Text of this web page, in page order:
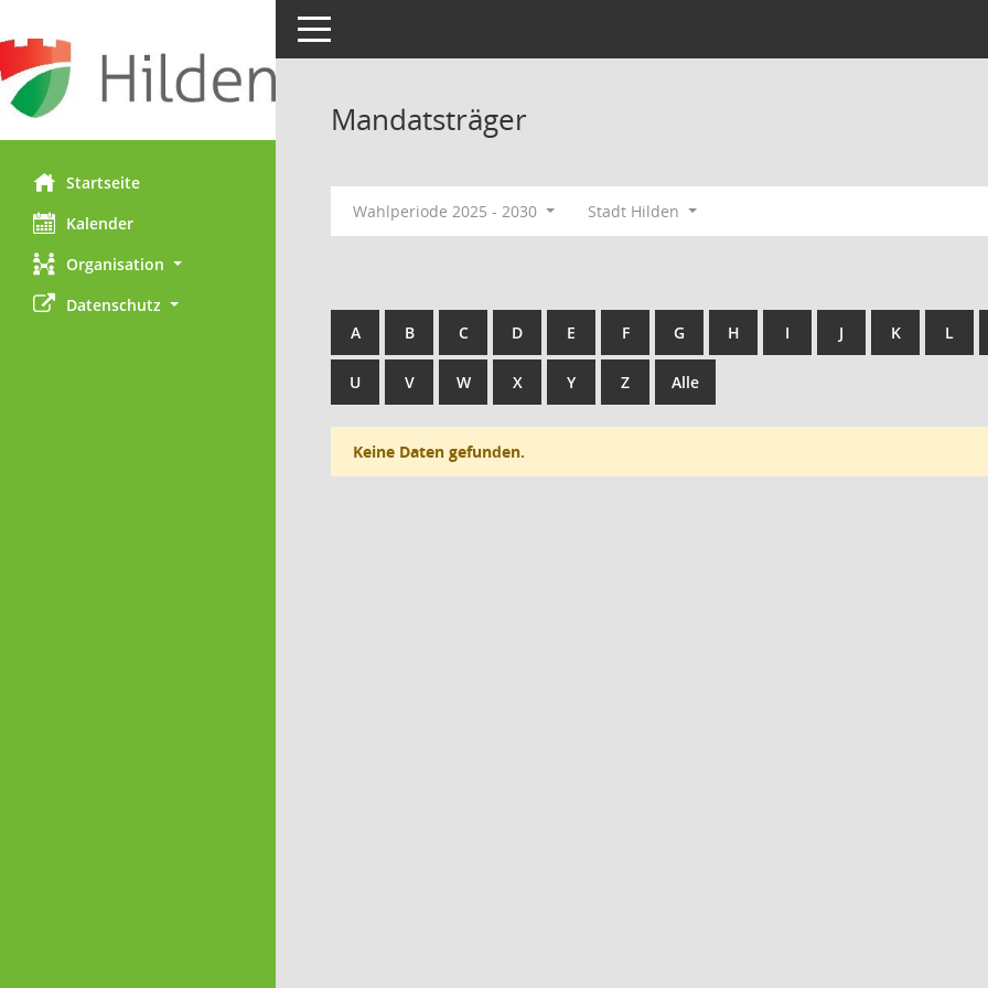
Startseite
Kalender
Organisation
Datenschutz
Toggle navigation
Mandatsträger
Wahlperiode 2025 - 2030 Stadt Hilden
A B C D E F G H I J K L
U V W X Y Z Alle
Keine Daten gefunden.